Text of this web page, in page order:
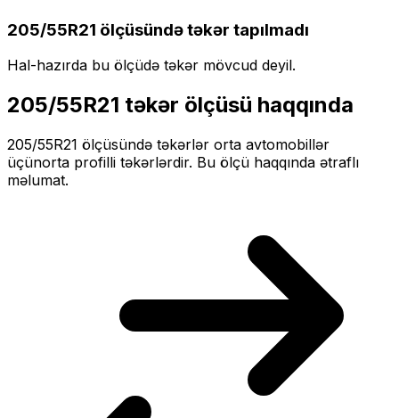
205/55R21 ölçüsündə təkər tapılmadı
Hal-hazırda bu ölçüdə təkər mövcud deyil.
205/55R21 təkər ölçüsü haqqında
205/55R21 ölçüsündə təkərlər orta avtomobillər
üçünorta profilli təkərlərdir. Bu ölçü haqqında ətraflı
məlumat.